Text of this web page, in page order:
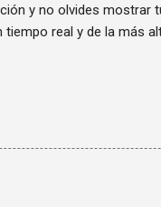
y no olvides mostrar
real y de la más